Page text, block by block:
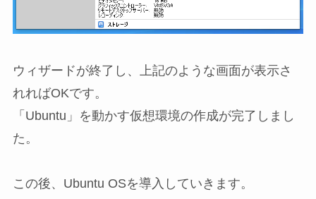
ウィザードが終了し、上記のような画面が表示さ
れればOKです。
「Ubuntu」を動かす仮想環境の作成が完了しまし
た。
この後、Ubuntu OSを導入していきます。